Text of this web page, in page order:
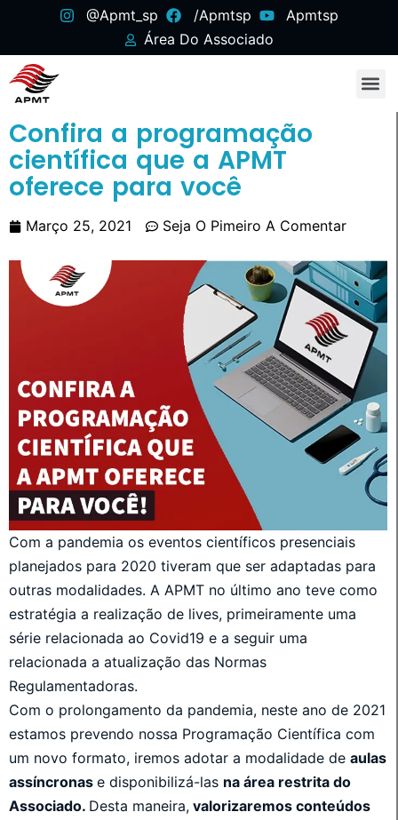
@apmt_sp /apmtsp
Apmtsp
Área Do Associado
Confira a programação
científica que a APMT
oferece para você
Março 25, 2021 Seja O Pimeiro A Comentar
Com a pandemia os eventos científicos presenciais
planejados para 2020 tiveram que ser adaptadas para
outras modalidades. A APMT no último ano teve como
estratégia a realização de lives, primeiramente uma
série relacionada ao Covid19 e a seguir uma
relacionada a atualização das Normas
Regulamentadoras.
Com o prolongamento da pandemia, neste ano de 2021
estamos prevendo nossa Programação Científica com
um novo formato, iremos adotar a modalidade de aulas
assíncronas e disponibilizá-las na área restrita do
Associado. Desta maneira, valorizaremos conteúdos